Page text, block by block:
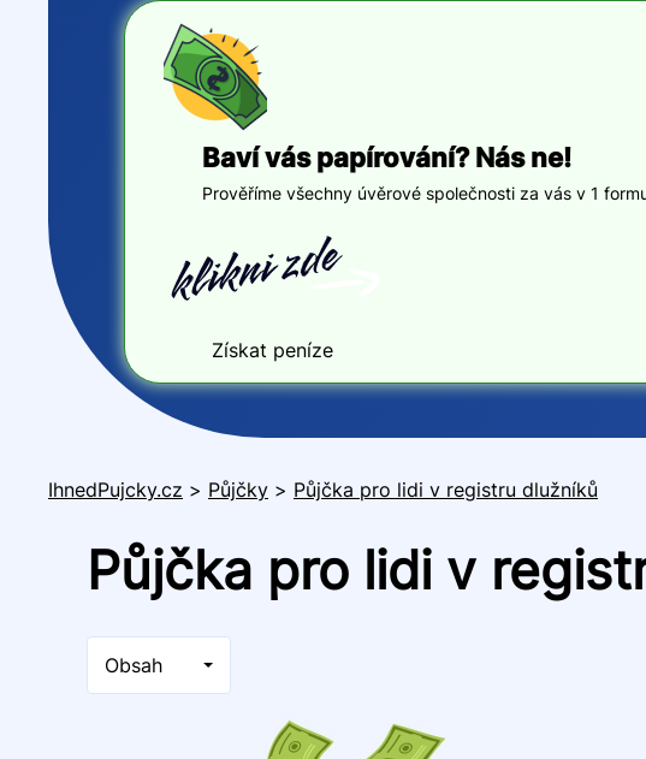
Baví vás papírování? Nás ne!
Prověříme všechny úvěrové společnosti za vás v 1
Získat peníze
IhnedPujcky.cz > Půjčky > Půjčka pro lidi v registru dlužníků
Půjčka pro lidi v
Obsah